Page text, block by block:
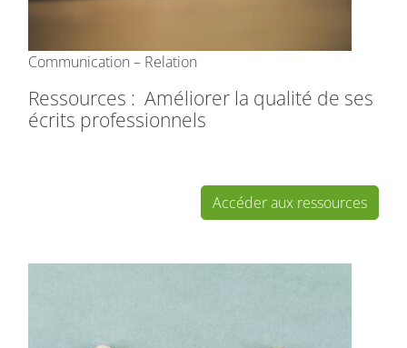
Communication – Relation
Ressources : Améliorer la qualité de ses
écrits professionnels
Accéder aux ressources